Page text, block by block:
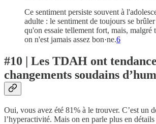
Ce sentiment persiste souvent à
adulte : le sentiment de toujours se
qu'on essaie tellement fort, mais, malgré
on n'est jamais assez bon·ne.6
#10 | Les TDAH ont
changements soudains
Oui, vous avez été 81% à le trouver. C’est un
l’hyperactivité. Mais on en parle plus en détails